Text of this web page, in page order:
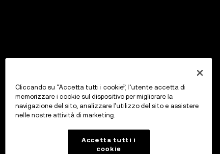
Cliccando su “Accetta tutti i cookie”, l'utente accetta di
memorizzare i cookie sul dispositivo per migliorare la
navigazione del sito, analizzare l'utilizzo del sito e assistere
nelle nostre attività di marketing.
Accetta tutti i
cookie